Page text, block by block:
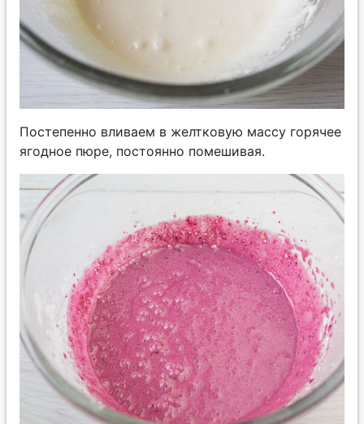
Постепенно вливаем в желтковую массу горячее
ягодное пюре, постоянно помешивая.